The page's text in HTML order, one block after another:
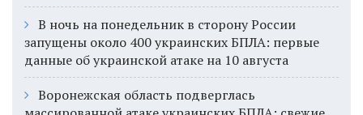
В ночь на понедельник в сторону России
запущены около 400 украинских БПЛА: первые
данные об украинской атаке на 10 августа
Воронежская область подверглась